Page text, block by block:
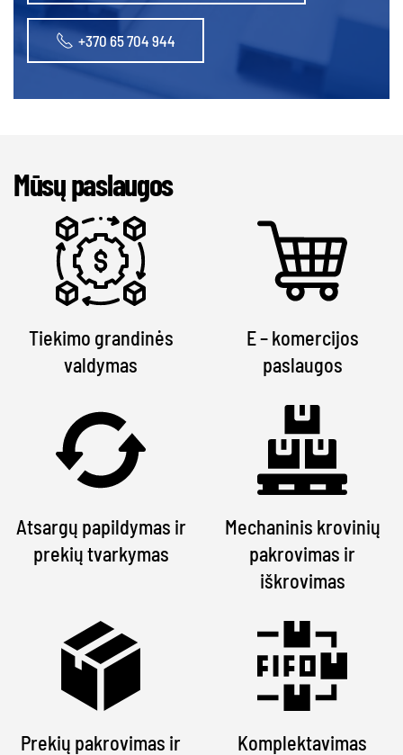
+370 65 704 944
Mūsų paslaugos
Tiekimo grandinės
valdymas
E – komercijos
paslaugos
Atsargų papildymas ir
prekių tvarkymas
Mechaninis krovinių
pakrovimas ir
iškrovimas
Prekių pakrovimas ir
Komplektavimas